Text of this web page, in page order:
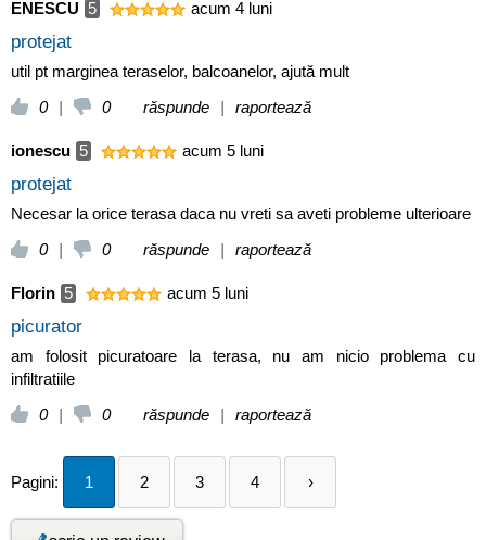
ENESCU 5 acum 4 luni
protejat
util pt marginea teraselor, balcoanelor, ajută mult
0
| 0 răspunde | raportează
ionescu 5 acum 5 luni
protejat
Necesar la orice terasa daca nu vreti sa aveti probleme ulterioare
0
| 0 răspunde | raportează
Florin 5 acum 5 luni
picurator
am folosit picuratoare la terasa, nu am nicio problema cu
infiltratiile
0
| 0 răspunde | raportează
Pagini: 1 2 3 4 ›